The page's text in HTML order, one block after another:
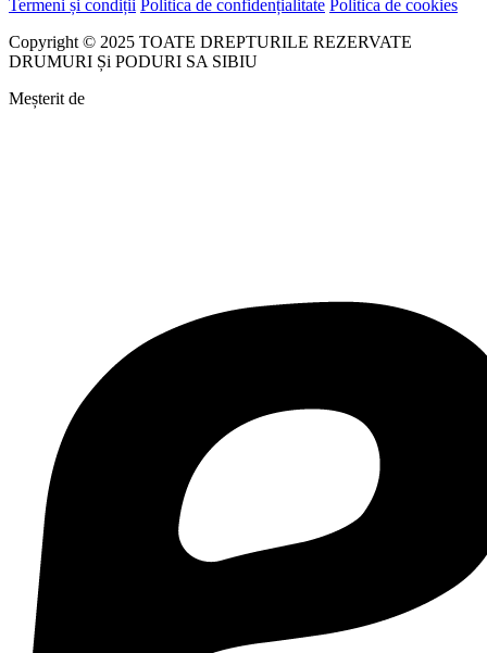
Termeni și condiții Politica de confidențialitate Politica de cookies
Copyright © 2025 TOATE DREPTURILE REZERVATE
DRUMURI Și PODURI SA SIBIU
Meșterit de